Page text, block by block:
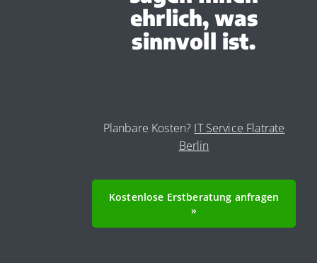
ehrlich, was
sinnvoll ist.
Planbare Kosten? IT Service Flatrate
Berlin
Kostenlose Erstberatung anfragen
»